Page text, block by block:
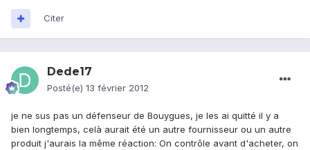
Citer
Dede17
Posté(e) 13 février 2012
je ne sus pas un défenseur de Bouygues, je les ai quitté il y a
bien longtemps, celà aurait été un autre fournisseur ou un autre
produit j'aurais la même réaction: On contrôle avant d'acheter, on